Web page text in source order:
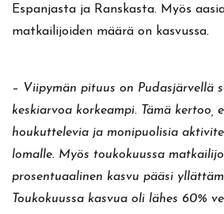
Espanjasta ja Ranskasta. Myös
matkailijoiden määrä on kasvussa.
– Viipymän pituus on Pudasjärvellä
keskiarvoa korkeampi. Tämä kertoo,
houkuttelevia ja monipuolisia
lomalle. Myös toukokuussa
prosentuaalinen kasvu pääsi
Toukokuussa kasvua oli lähes 60%